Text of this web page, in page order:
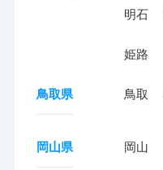
明石
姫路
鳥取県 鳥取
岡山県 岡山